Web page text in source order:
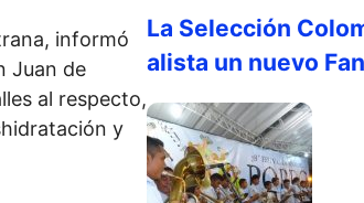
informó
Juan de
al respecto,
y
La Selección
alista un nuevo